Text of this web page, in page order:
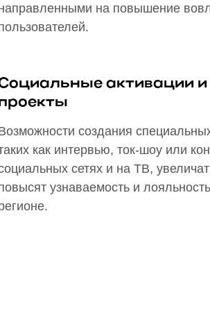
на повышение
активации
создания
как интервью, ток-шоу или
сетях и на ТВ,
узнаваемость и